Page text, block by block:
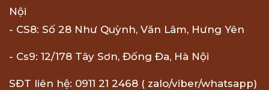
Nội
- CS8: Số 28 Như Quỳnh, Văn Lâm, Hưng Yên
- Cs9: 12/178 Tây Sơn, Đống Đa, Hà Nội
SĐT liên hệ: 0911 21 2468 ( zalo/viber/whatsapp)